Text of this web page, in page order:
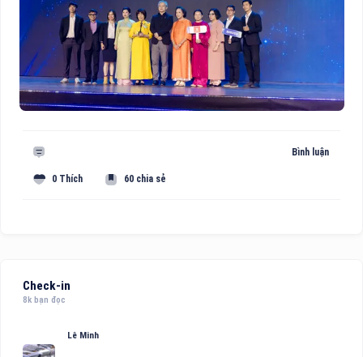
Bình luận
0 Thích 60 chia sẻ
Check-in
8k bạn đọc
Lê Minh